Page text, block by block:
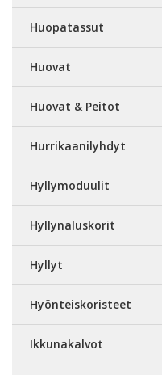
Huopatassut
Huovat
Huovat & Peitot
Hurrikaanilyhdyt
Hyllymoduulit
Hyllynaluskorit
Hyllyt
Hyönteiskoristeet
Ikkunakalvot